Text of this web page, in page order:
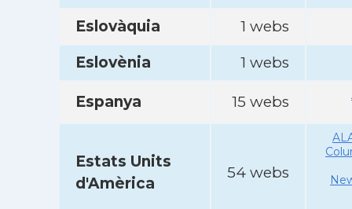
Eslovàquia
1 webs
Eslovènia
1 webs
Espanya 15 webs
Estats Units
d'Amèrica
54 webs